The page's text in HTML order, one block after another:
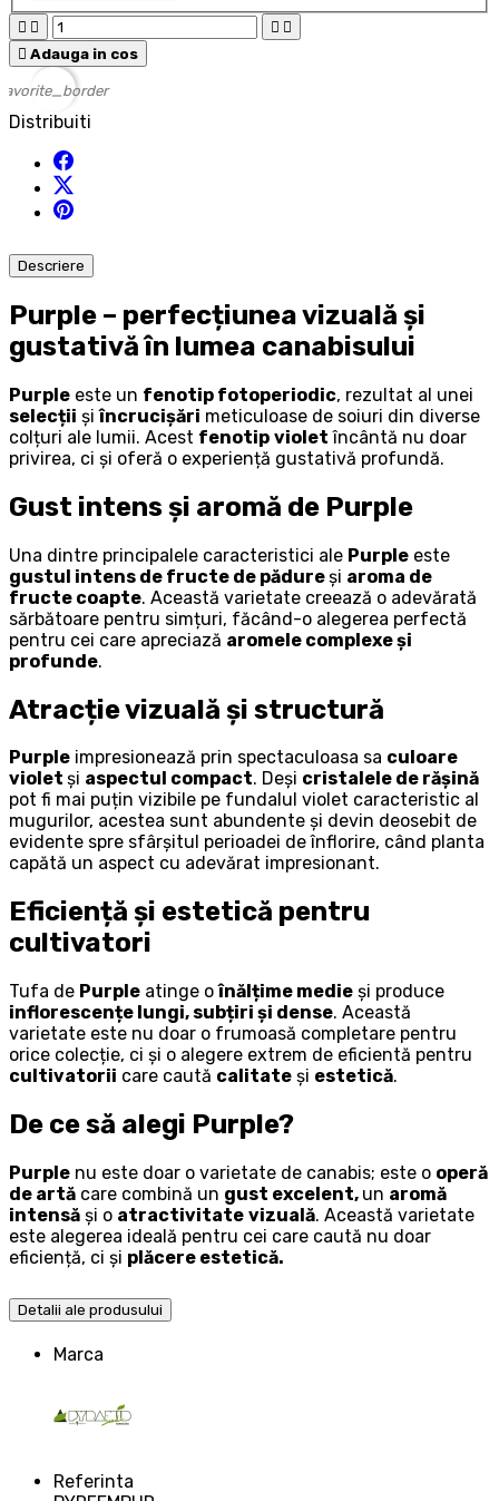
   
 Adauga in cos
favorite_border
Distribuiti
Descriere
Purple – perfecțiunea vizuală și
gustativă în lumea canabisului
Purple este un fenotip fotoperiodic, rezultat al unei
selecții șiîncrucișări meticuloase de soiuri din diverse
colțuri ale lumii. Acest fenotip violet încântă nu doar
privirea, ci și oferă o experiență gustativă profundă.
Gust intens și aromă de Purple
Una dintre principalele caracteristici ale Purple este
gustul intens de fructe de pădureși aroma de
fructe coapte. Această varietate creează o adevărată
sărbătoare pentru simțuri, făcând-o alegerea perfectă
pentru cei care apreciază aromele complexe și
profunde.
Atracție vizuală și structură
Purple impresionează prin spectaculoasa sa culoare
violet și aspectul compact. Deși cristalele de rășină
pot fi mai puțin vizibile pe fundalul violet caracteristic al
mugurilor, acestea sunt abundente și devin deosebit de
evidente spre sfârșitul perioadei de înflorire, când planta
capătă un aspect cu adevărat impresionant.
Eficiență și estetică pentru
cultivatori
Tufa de Purple atinge oînălțime medie și produce
inflorescențe lungi, subțiri și dense. Această
varietate este nu doar o frumoasă completare pentru
orice colecție, ci și o alegere extrem de eficientă pentru
cultivatorii care caută calitate și estetică.
De ce să alegi Purple?
Purple nu este doar o varietate de canabis; este o operă
de artă care combină un gust excelent, un aromă
intensă și o atractivitate vizuală. Această varietate
este alegerea ideală pentru cei care caută nu doar
eficiență, ci și plăcere estetică.
Detalii ale produsului
Marca
Referinta